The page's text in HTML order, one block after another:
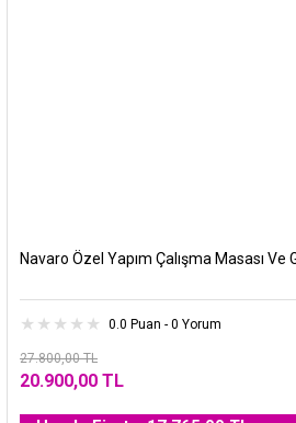
Navaro Özel Yapım Çalışma Masası Ve
0.0 Puan - 0 Yorum
27.800,00 TL
20.900,00 TL